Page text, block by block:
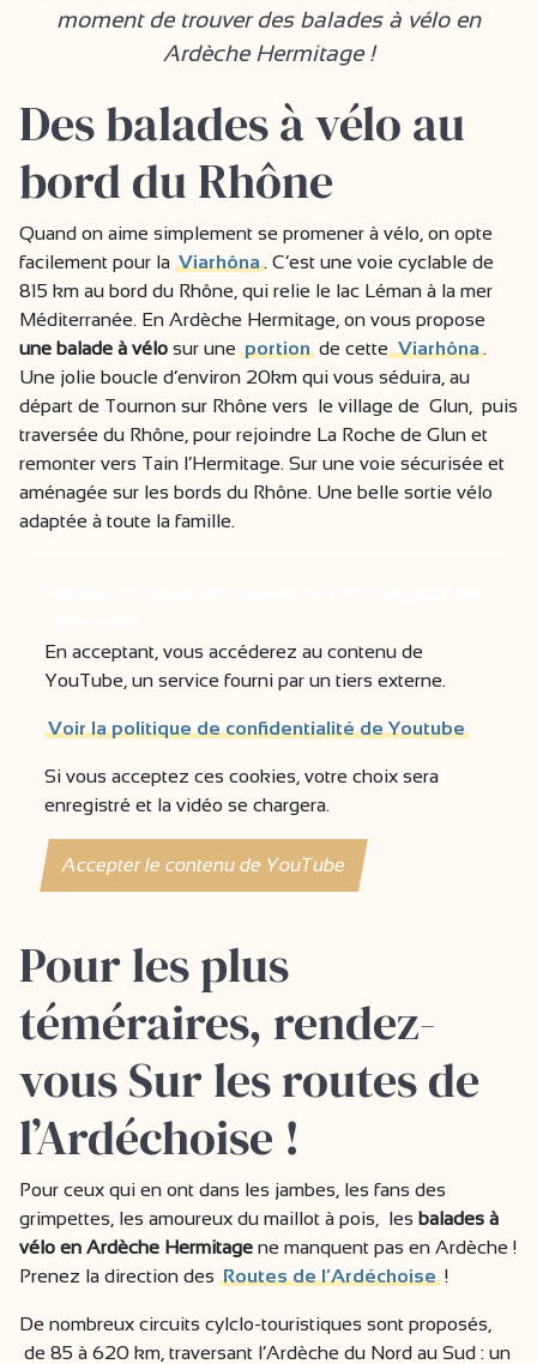
moment de trouver des balades à vélo en
Ardèche Hermitage !
Des balades à vélo au
bord du Rhône
Quand on aime simplement se promener à vélo, on opte
facilement pour la Viarhôna . C’est une voie cyclable de
815 km au bord du Rhône, qui relie le lac Léman à la mer
Méditerranée. En Ardèche Hermitage, on vous propose
une balade à vélo sur une portion de cetteViarhôna.
Une jolie boucle d’environ 20km qui vous séduira, au
départ de Tournon sur Rhône vers le village de Glun, puis
traversée du Rhône, pour rejoindre La Roche de Glun et
remonter vers Tain l’Hermitage. Sur une voie sécurisée et
aménagée sur les bords du Rhône. Une belle sortie vélo
adaptée à toute la famille.
En acceptant, vous accéderez au contenu de
YouTube, un service fourni par un tiers externe.
Voir la politique de confidentialité de Youtube
Si vous acceptez ces cookies, votre choix sera
enregistré et la vidéo se chargera.
Accepter le contenu de YouTube
Pour les plus
téméraires, rendez-
vous Sur les routes de
l’Ardéchoise !
Pour ceux qui en ont dans les jambes, les fans des
grimpettes, les amoureux du maillot à pois, les balades à
vélo en Ardèche Hermitage ne manquent pas en Ardèche !
Prenez la direction des Routes de l’Ardéchoise !
De nombreux circuits cylclo-touristiques sont proposés,
de 85 à 620 km, traversant l’Ardèche du Nord au Sud : un